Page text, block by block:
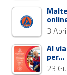
3
Al
per…
23